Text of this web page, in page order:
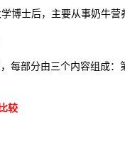
士后，主要从事奶牛营
部分由三个内容组成：
较